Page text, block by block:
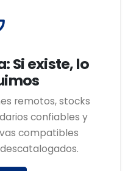
Si existe, lo
remotos, stocks
confiables y
compatibles